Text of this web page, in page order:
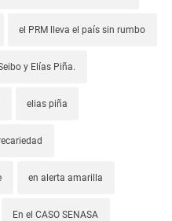
el PRM lleva el país sin rumbo
y Elías Piña.
elias piña
en alerta amarilla
En el CASO SENASA